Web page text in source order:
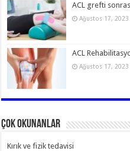
ACL grefti
Ağustos 17, 2023
ACL
Ağustos 17, 2023
Çok Okunanlar
Kırık ve fizik tedavisi